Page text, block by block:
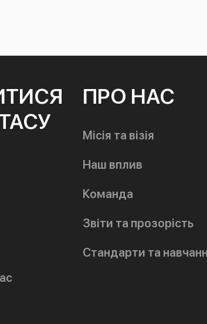
ПРО НАС
Місія та візія
Наш вплив
Команда
Звіти та прозорість
Стандарти та